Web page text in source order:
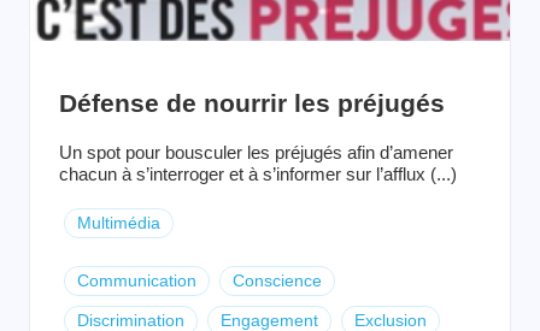
Défense de nourrir les préjugés
Un spot pour bousculer les préjugés afin d’amener
chacun à s’interroger et à s’informer sur l’afflux (...)
Multimédia
Communication Conscience
Discrimination Engagement Exclusion